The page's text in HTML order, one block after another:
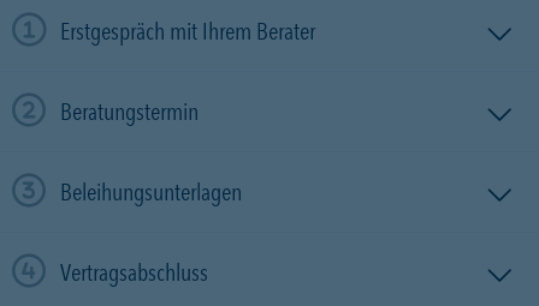
Erstgespräch mit Ihrem Berater
Beratungstermin
Beleihungsunterlagen
Vertragsabschluss